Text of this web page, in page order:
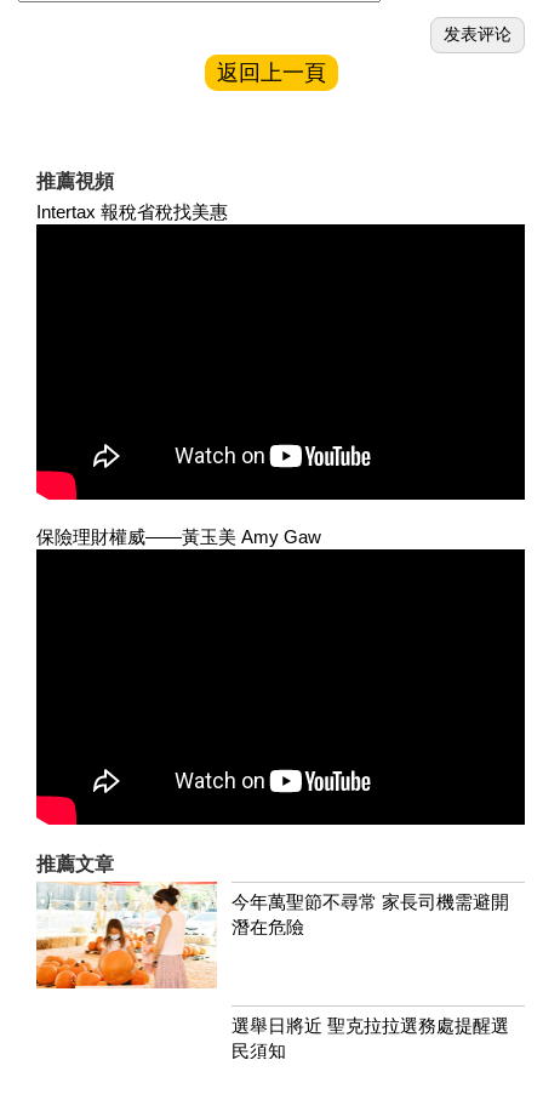
返回上一頁
推薦視頻
Intertax 報稅省稅找美惠
保險理財權威——黃玉美 Amy Gaw
推薦文章
今年萬聖節不尋常 家長司機需避開
潛在危險
選舉日將近 聖克拉拉選務處提醒選
民須知